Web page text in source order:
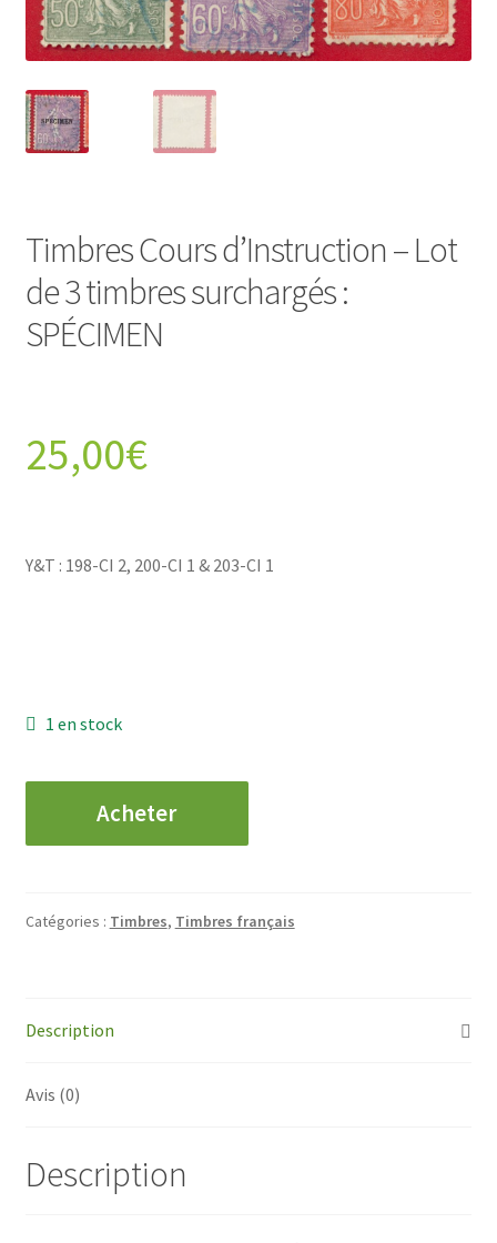
Timbres Cours d’Instruction – Lot
de 3 timbres surchargés :
SPÉCIMEN
25,00€
Y&T : 198-CI 2, 200-CI 1 & 203-CI 1
1 en stock
Timbres
-
timbres
:
Acheter
Catégories : Timbres, Timbres français
Description
Avis (0)
Description